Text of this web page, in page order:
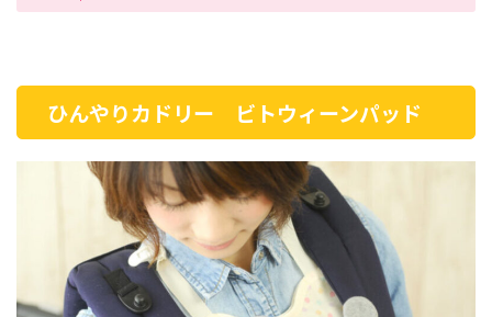
ひんやりカドリー ビトウィーンパッド